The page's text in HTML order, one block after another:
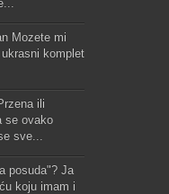
Mozete mi
komplet
ili
se ovako
sve...
posuda"? Ja
koju imam i